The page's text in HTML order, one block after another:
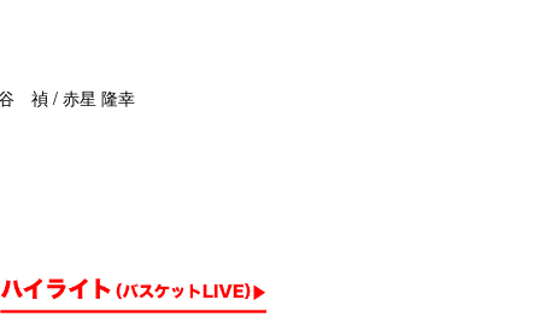
禎 / 赤星 隆幸